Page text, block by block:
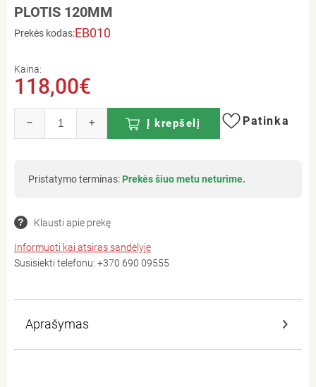
PLOTIS 120MM
Prekės kodas:EB010
Kaina:
118,00€
– + Į krepšelį Patinka
Pristatymo terminas: Prekės šiuo metu neturime.
Klausti apie prekę
Informuoti kai atsiras sandėlyje
Susisiekti telefonu: +370 690 09555
Aprašymas